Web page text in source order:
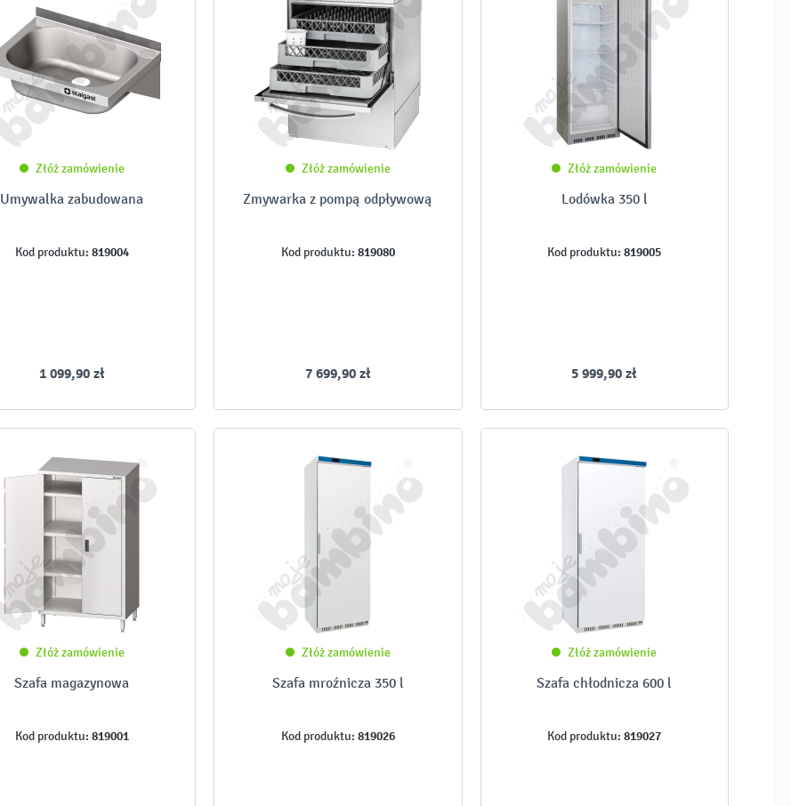
Złóż zamówienie
Umywalka zabudowana
Kod produktu: 819004
1 099,90 zł
Złóż zamówienie
Zmywarka z pompą odpływową
Kod produktu: 819080
7 699,90 zł
Złóż zamówienie
Lodówka 350 l
Kod produktu: 819005
5 999,90 zł
Złóż zamówienie
Szafa magazynowa
Kod produktu: 819001
Złóż zamówienie
Szafa mroźnicza 350 l
Kod produktu: 819026
Złóż zamówienie
Szafa chłodnicza 600 l
Kod produktu: 819027